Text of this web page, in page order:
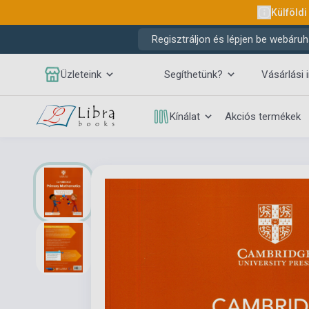
Külföldi
Regisztráljon és lépjen be
Üzleteink Segíthetünk? Vásárlási
Kínálat Akciós termékek